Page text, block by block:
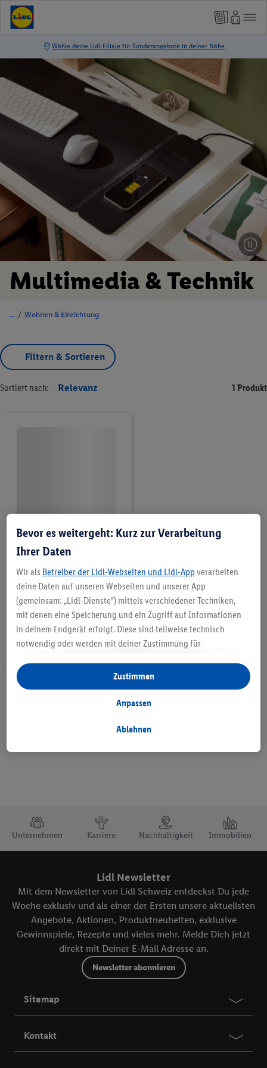
Multimedia & Technik
/ Wohnen & Einrichtung
Filtern & Sortieren
Sortiert nach: Relevanz 1 Produkt
TRUSTBAR
Unternehmen Karriere Nachhaltigkeit Immobilien
Lidl Newsletter
Mit dem Newsletter von Lidl Schweiz entdeckst Du jede
Woche exklusiv und als einer der Ersten unsere aktuellsten
Angebote, Aktionen, Produktneuheiten, exklusive
Gewinnspiele, Rezepte und vieles mehr. Melde Dich jetzt
direkt mit Deiner E-Mail Adresse an.
Newsletter abonnieren
Sitemap
Kontakt
Bevor es weitergeht: Kurz zur Verarbeitung
Ihrer Daten
Wir als Betreiber der Lidl-Webseiten und Lidl-App verarbeiten
deine Daten auf unseren Webseiten und unserer App
(gemeinsam: „Lidl-Dienste“) mittels verschiedener Techniken,
mit denen eine Speicherung und ein Zugriff auf Informationen
in deinem Endgerät erfolgt. Diese sind teilweise technisch
notwendig oder werden mit deiner Zustimmung für
personalisierte Werbung innerhalb und außerhalb der Lidl-
Dienste verwendet. Sofern du Teilnehmer des Lidl Plus-
Programms bist, werden für diese Zwecke auch Daten aus
Unter „Anpassen“ kannst du einzelne Verwendungszwecke
vorgenannten Zwecken zu. Weitere Informationen, auch zur
Speicherdauer der Daten und zu deinem Recht, deine
Einwilligung jederzeit mit Wirkung für die Zukunft zu
Die Impressen findest du hier.
Ablehnen
Anpassen
Zustimmen